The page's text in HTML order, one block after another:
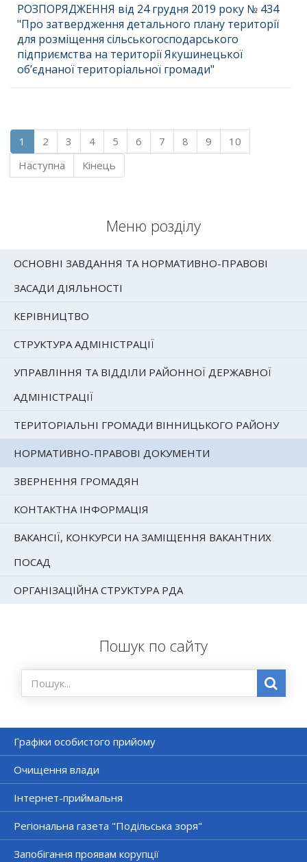
Меню розділу
ОСНОВНІ ЗАВДАННЯ ТА НОРМАТИВНО-ПРАВОВІ
ЗАСАДИ ДІЯЛЬНОСТІ
КЕРІВНИЦТВО
СТРУКТУРА АДМІНІСТРАЦІЇ
УПРАВЛІННЯ ТА ВІДДІЛИ РАЙОННОЇ ДЕРЖАВНОЇ
АДМІНІСТРАЦІЇ
ТЕРИТОРІАЛЬНІ ГРОМАДИ ВІННИЦЬКОГО РАЙОНУ
НОРМАТИВНО-ПРАВОВІ ДОКУМЕНТИ
ЗВЕРНЕННЯ ГРОМАДЯН
КОНТАКТНА ІНФОРМАЦІЯ
ВАКАНСІЇ, КОНКУРСИ НА ЗАМІЩЕННЯ ВАКАНТНИХ
ПОСАД
ОРГАНІЗАЦІЙНА СТРУКТУРА РДА
Пошук по сайту
Графіки особистого прийому
Очищення влади
Інтернет-приймальня
Регіональна газета "Подільська зоря"
Запобігання проявам корупції
РОЗПОРЯДЖЕННЯ від 24 грудня 2019 року № 434
"Про затвердження детального плану території
для розміщення сільськогосподарського
підприємства на території Якушинецької
об’єднаної територіальної громади"
1 2 3 4 5 6 7 8 9
10
Наступна
Кінець